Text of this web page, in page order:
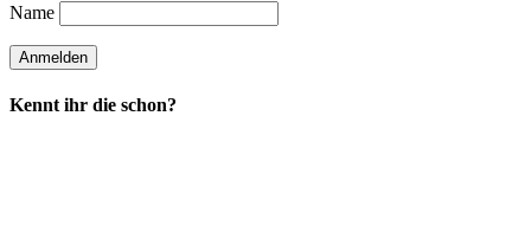
Name
Kennt ihr die schon?